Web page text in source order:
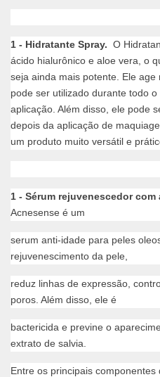
1 - Hidratante Spray. O
ácido hialurônico e aloe vera, o
seja ainda mais potente. Ele age
pode ser utilizado durante todo
aplicação. Além disso, ele pode
depois da aplicação de
um produto muito versátil e
1 - Sérum rejuvenescedor
Acnesense é um
serum anti-idade para peles
rejuvenescimento da pele,
reduz linhas de expressão,
poros. Além disso, ele é
bactericida e previne o
extrato de salvia.
Entre os principais componentes